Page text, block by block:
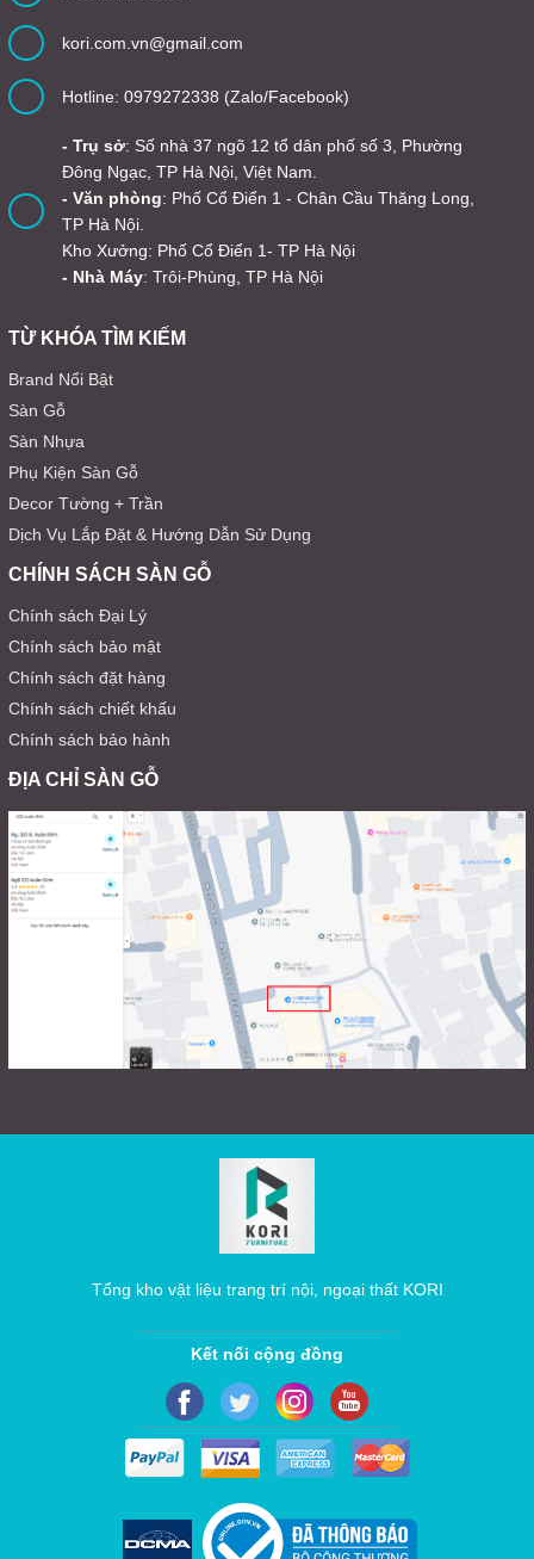
kori.com.vn@gmail.com
Hotline: 0979272338 (Zalo/Facebook)
- Trụ sở: Số nhà 37 ngõ 12 tổ dân phố số 3, Phường
Đông Ngạc, TP Hà Nội, Việt Nam.
- Văn phòng: Phố Cổ Điển 1 - Chân Cầu Thăng Long,
TP Hà Nội.
Kho Xưởng: Phố Cổ Điển 1- TP Hà Nội
- Nhà Máy: Trôi-Phùng, TP Hà Nội
TỪ KHÓA TÌM KIẾM
Brand Nổi Bật
Sàn Gỗ
Sàn Nhựa
Phụ Kiện Sàn Gỗ
Decor Tường + Trần
Dịch Vụ Lắp Đặt & Hướng Dẫn Sử Dụng
CHÍNH SÁCH SÀN GỖ
Chính sách Đại Lý
Chính sách bảo mật
Chính sách đặt hàng
Chính sách chiết khấu
Chính sách bảo hành
ĐỊA CHỈ SÀN GỖ
Tổng kho vật liệu trang trí nội, ngoại thất KORI
Kết nối cộng đồng